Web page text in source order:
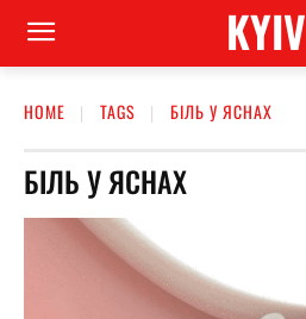
KYIV
HOME TAGS БІЛЬ У ЯСНАХ
БІЛЬ У ЯСНАХ